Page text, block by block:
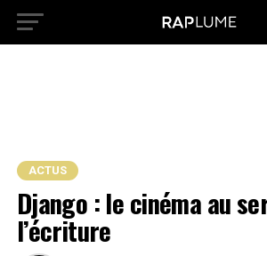
ACTUS
Django : le cinéma au
l’écriture